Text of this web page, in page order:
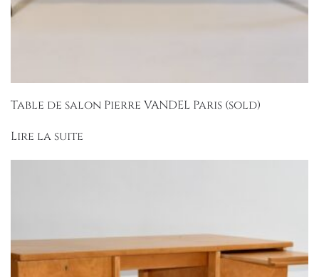
Table de salon Pierre VANDEL Paris (sold)
Lire la suite